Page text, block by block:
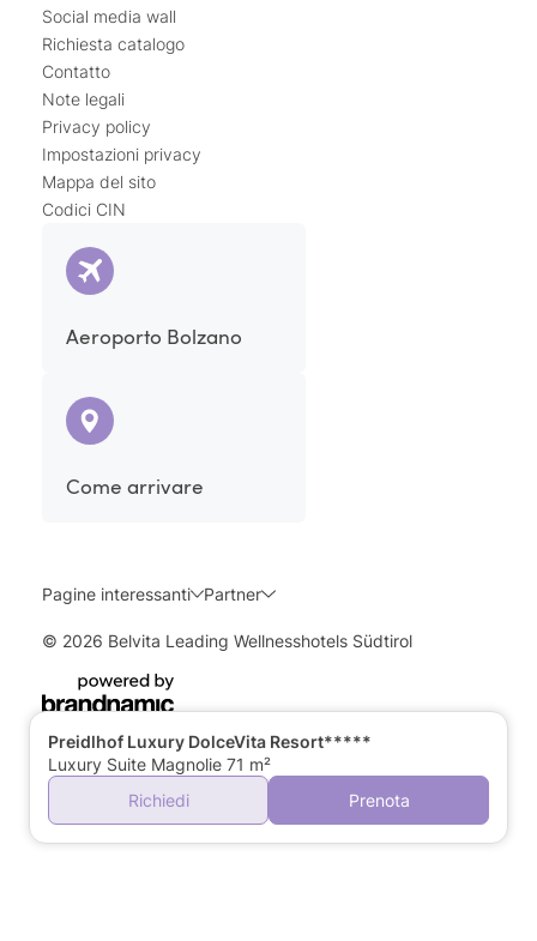
Preidlhof Luxury DolceVita Resort*****
Luxury Suite Magnolie 71 m²
Richiedi
Prenota
Social media wall
Richiesta catalogo
Contatto
Note legali
Privacy policy
Impostazioni privacy
Mappa del sito
Codici CIN
Aeroporto Bolzano
Come arrivare
Pagine interessanti Partner
© 2026 Belvita Leading Wellnesshotels Südtirol